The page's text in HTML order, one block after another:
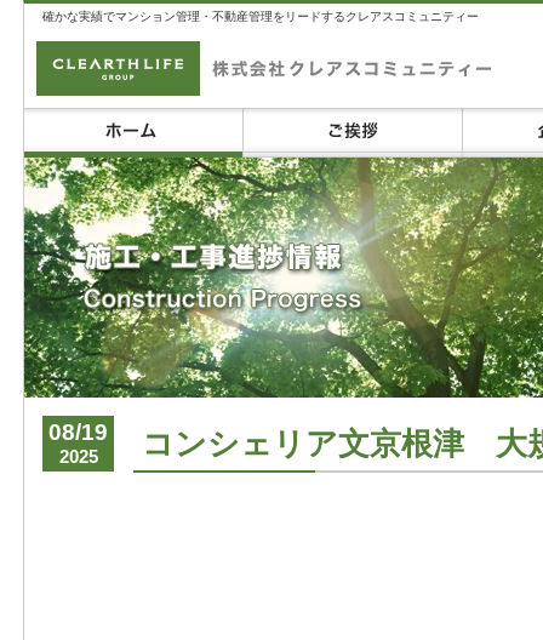
確かな実績でマンション管理・不動産管理をリードするクレアスコミュニティー
08/19
2025 コンシェリア文京根津 大